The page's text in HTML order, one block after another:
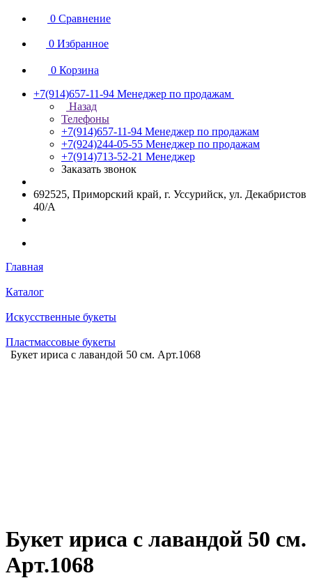
0 Сравнение
0 Избранное
0 Корзина
+7(914)657-11-94 Менеджер по продажам
Назад
Телефоны
+7(914)657-11-94 Менеджер по продажам
+7(924)244-05-55 Менеджер по продажам
+7(914)713-52-21 Менеджер
Заказать звонок
692525, Приморский край, г. Уссурийск, ул. Декабристов
40/А
Главная
Каталог
Искусственные букеты
Пластмассовые букеты
Букет ириса с лавандой 50 см. Арт.1068
Букет ириса с лавандой 50 см.
Арт.1068